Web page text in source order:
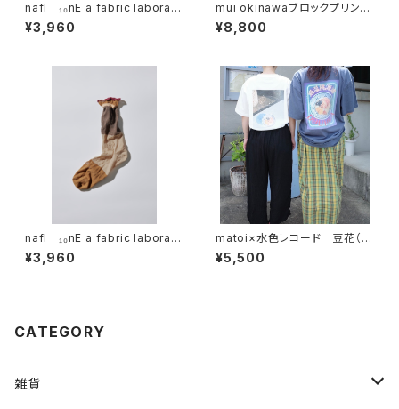
nafl｜₁₀nE a fabric laborato
ry ウスユキウチワ3/4ソックス
¥3,960
mui okinawaブロックプリント
『ガジュマルになりたい野草』長
袖Tシャツ ナチュラル
¥8,800
nafl｜₁₀nE a fabric laborato
ry 雨滴 ソックス
¥3,960
matoi×水色レコード 豆花（ト
ーファ）tシャツ
¥5,500
CATEGORY
雑貨